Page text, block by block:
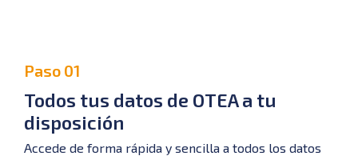
Paso 01
Todos tus datos de OTEA a tu
disposición
Accede de forma rápida y sencilla a todos los datos